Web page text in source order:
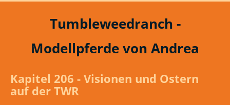
Tumbleweedranch -
Modellpferde von Andrea
Kapitel 206 - Visionen und Ostern
auf der TWR